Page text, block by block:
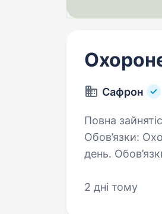
Сафрон
Повна зайнятість. Вимоги: Відповідальність, порядність,
Обов’язки:
день.
2 дні тому